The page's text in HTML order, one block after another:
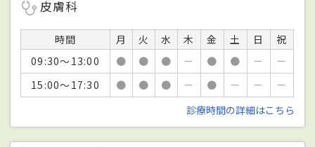
皮膚科
時間 月 火 水 木 金 土 日
祝
09:30～13:00
● ● ● － ● ● －
－
15:00～17:30
● ● ● － ● － －
－
診療時間の詳細はこちら